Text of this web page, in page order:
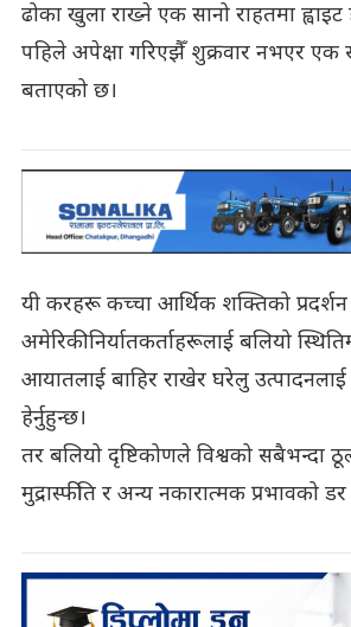
ढोका खुला राख्ने एक सानो राहतमा
पहिले अपेक्षा गरिएझैँ शुक्रवार नभएर एक
बताएको छ।
यी करहरू कच्चा आर्थिक शक्तिको
अमेरिकी निर्यातकर्ताहरूलाई बलियो
आयातलाई बाहिर राखेर घरेलु उत्पादनलाई
हेर्नुहुन्छ।
तर बलियो दृष्टिकोणले विश्वको सबैभन्दा
मुद्रास्फीति र अन्य नकारात्मक प्रभावको